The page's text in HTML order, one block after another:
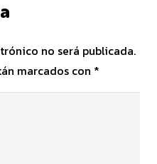
no será publicada.
marcados con *